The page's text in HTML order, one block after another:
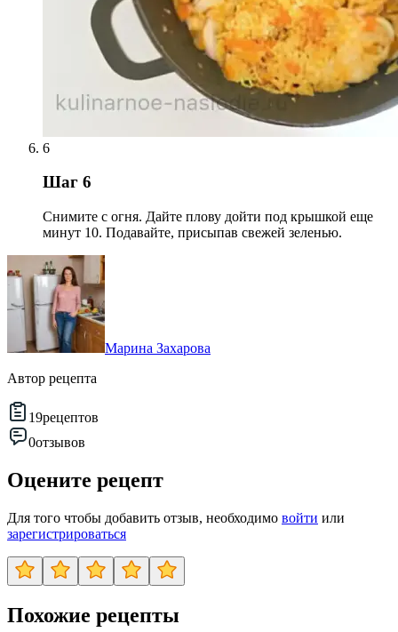
6
Шаг 6
Снимите с огня. Дайте плову дойти под крышкой еще
минут 10. Подавайте, присыпав свежей зеленью.
Марина Захарова
Автор рецепта
19рецептов
0отзывов
Оцените рецепт
Для того чтобы добавить отзыв, необходимо войти или
зарегистрироваться
Похожие рецепты